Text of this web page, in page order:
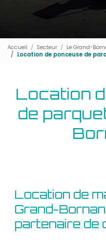
Accueil Secteur
Le Grand-
Location de ponceuse de
Location
de
Location de
Grand-
partenaire de